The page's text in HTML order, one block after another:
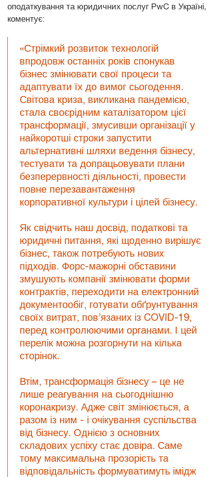
оподаткування та юридичних послуг PwC в Україні,
коментує:
«Стрімкий розвиток технологій
впродовж останніх років спонукав
бізнес змінювати свої процеси та
адаптувати їх до вимог сьогодення.
Світова криза, викликана пандемією,
стала своєрідним каталізатором цієї
трансформації, змусивши організації у
найкоротші строки запустити
альтернативні шляхи ведення бізнесу,
тестувати та допрацьовувати плани
безперервності діяльності, провести
повне перезавантаження
корпоративної культури і цілей бізнесу.
Як свідчить наш досвід, податкові та
юридичні питання, які щоденно вирішує
бізнес, також потребують нових
підходів. Форс-мажорні обставини
змушують компанії змінювати форми
контрактів, переходити на електронний
документообіг, готувати обґрунтування
своїх витрат, пов’язаних із COVID-19,
перед контролюючими органами. І цей
перелік можна розгорнути на кілька
сторінок.
Втім, трансформація бізнесу – це не
лише реагування на сьогоднішню
коронакризу. Адже світ змінюється, а
разом із ним - і очікування суспільства
від бізнесу. Однією з основних
складових успіху стає довіра. Саме
тому максимальна прозорість та
відповідальність формуватимуть імідж